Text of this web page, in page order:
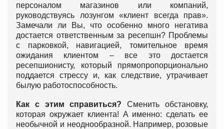
персоналом магазинов или компаний,
руководствуясь лозунгом «клиент всегда прав».
Замечали ли Вы, что особенно много негатива
достается ответственным за ресепшн? Проблемы
с парковкой, навигацией, томительное время
ожидания клиентом – все это достается
ресепшионисту, который прямопропорционально
поддается стрессу и, как следствие, утрачивает
былую работоспособность.
Как с этим справиться? Сменить обстановку,
которая окружает клиента! А именно: сделать ее
необычной и неоднообразной. Например, розовые